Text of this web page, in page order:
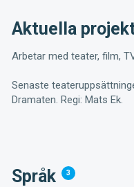
Aktuella
Arbetar med teater, film,
Senaste
Dramaten. Regi: Mats Ek.
Språk 3